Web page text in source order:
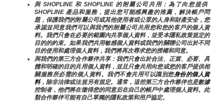
與 SHOPLINE 和 SHOPLINE 的附屬公司共用：為了向您提供
SHOPLINE 產品和服務，提出您可能感興趣的推薦，解決帳戶問
題，保護我們的附屬公司或其他使用者或公眾的人身和財產安全，您
承認並同意我們可以與我們的附屬公司共用您和您的客戶的個人資
料。我們只會在必要的範圍內共享個人資料，並受本隱私政策規定的
目的的約束。如果我們共用敏感個人資料或我們的關聯公司出於不同
目的使用和處理個人資料，我們將再次尋求您的授權和同意。
與我們的第三方合作夥伴共享：我們只會出於合法、正當、必要、具
體和明確的目的共用個人資料，並且只會共用向您或您的客戶提供相
關服務所必需的個人資料。我們不會共用可以識別您身份的個人資
料，除非法律或法規另有規定。通常，這些第三方合作夥伴也是數據
控制者，他們將在徵得您的同意后在自己的帳戶中處理個人資料。此
類合作夥伴可能有自己單獨的隱私政策和用戶協定。